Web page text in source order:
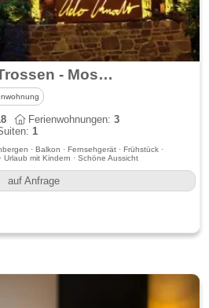
Weingut Knodt-Trossen - Moselurlaub in Kröv
Ferienwohnungen:3
1
· Balkon · Fernsehgerät · Frühstück ·
Urlaub mit Kindern · Schöne Aussicht
auf Anfrage